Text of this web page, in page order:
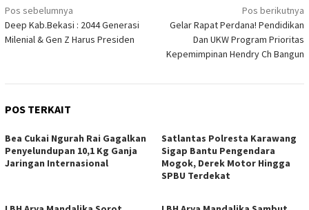
Navigasi
pos
Pos sebelumnya
Deep Kab.Bekasi : 2044 Generasi
Milenial & Gen Z Harus Presiden
Pos berikutnya
Gelar Rapat Perdana! Pendidikan
Dan UKW Program Prioritas
Kepemimpinan Hendry Ch Bangun
POS TERKAIT
Bea Cukai Ngurah Rai Gagalkan
Penyelundupan 10,1 Kg Ganja
Jaringan Internasional
Satlantas Polresta Karawang
Sigap Bantu Pengendara
Mogok, Derek Motor Hingga
SPBU Terdekat